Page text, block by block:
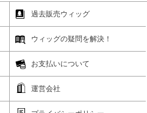
過去販売ウィッグ
ウィッグの疑問を解決！
お支払いについて
運営会社